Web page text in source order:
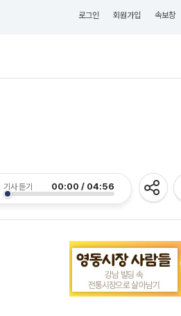
로그인 회원가입 속보창
기사 듣기 00:00 / 04:56